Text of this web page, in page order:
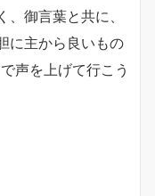
御言葉と共に、
に主から良いもの
声を上げて行こう